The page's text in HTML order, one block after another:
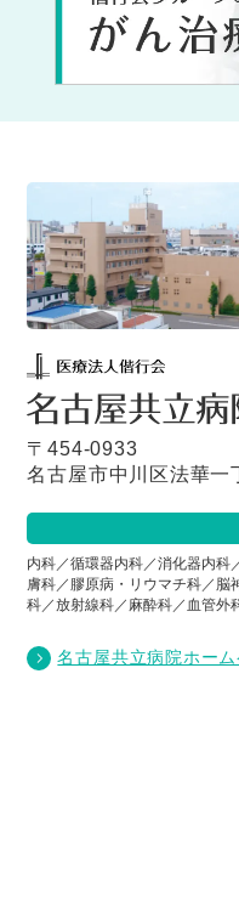
〒454-0933
名古屋市中川区法華一
内科／循環器内科／消化器内科
膚科／膠原病・リウマチ科／脳
科／放射線科／麻酔科／血管外
名古屋共立病院ホー